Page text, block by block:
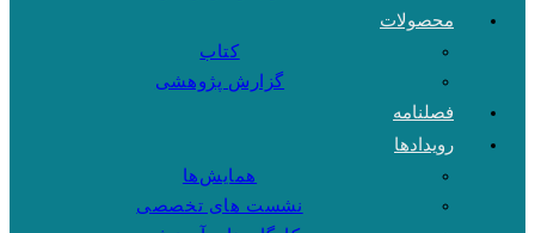
محصولات
کتاب
گزارش پژوهشی
فصلنامه
رویدادها
همایش‌ها
نشست های تخصصی